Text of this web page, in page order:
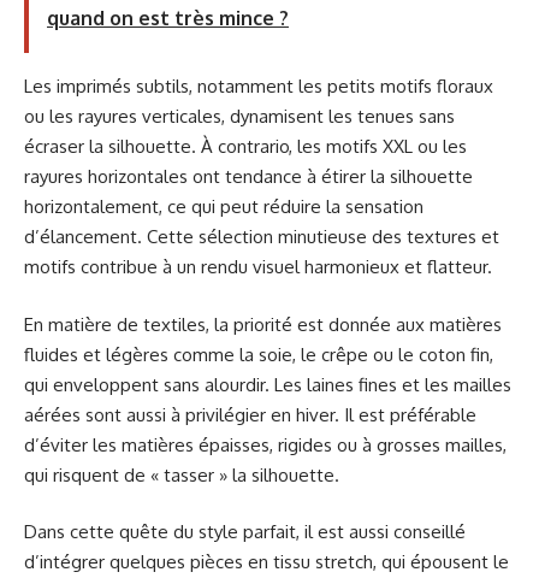
quand on est très mince ?
Les imprimés subtils, notamment les petits motifs floraux
ou les rayures verticales, dynamisent les tenues sans
écraser la silhouette. À contrario, les motifs XXL ou les
rayures horizontales ont tendance à étirer la silhouette
horizontalement, ce qui peut réduire la sensation
d’élancement. Cette sélection minutieuse des textures et
motifs contribue à un rendu visuel harmonieux et flatteur.
En matière de textiles, la priorité est donnée aux matières
fluides et légères comme la soie, le crêpe ou le coton fin,
qui enveloppent sans alourdir. Les laines fines et les mailles
aérées sont aussi à privilégier en hiver. Il est préférable
d’éviter les matières épaisses, rigides ou à grosses mailles,
qui risquent de « tasser » la silhouette.
Dans cette quête du style parfait, il est aussi conseillé
d’intégrer quelques pièces en tissu stretch, qui épousent le